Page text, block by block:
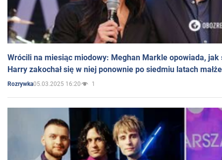
Wrócili na miesiąc miodowy: Meghan Markle opowiada, jak
Harry zakochał się w niej ponownie po siedmiu latach
Rozrywka05.03.2025 16:20 1